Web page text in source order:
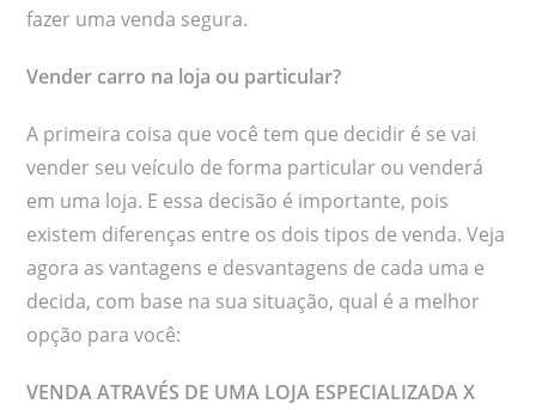
fazer uma venda segura.
Vender carro na loja ou particular?
A primeira coisa que você tem que decidir é se vai
vender seu veículo de forma particular ou venderá
em uma loja. E essa decisão é importante, pois
existem diferenças entre os dois tipos de venda. Veja
agora as vantagens e desvantagens de cada uma e
decida, com base na sua situação, qual é a melhor
opção para você:
VENDA ATRAVÉS DE UMA LOJA ESPECIALIZADA X